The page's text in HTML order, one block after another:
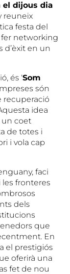
el dijous dia
reuneix
festa del
fer networking
d’èxit en un
és ‘Som
són
recuperació
idea
un coet
de totes i
i vola cap
faci
fronteres
dels
que
En
el prestigiós
oferirà una
fet de nou